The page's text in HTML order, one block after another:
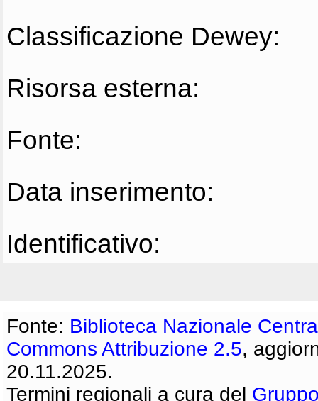
Classificazione Dewey:
Risorsa esterna:
Fonte:
Data inserimento:
Identificativo:
Fonte: Biblioteca Nazionale
Commons Attribuzione 2.5,
20.11.2025.
Termini regionali a cura del